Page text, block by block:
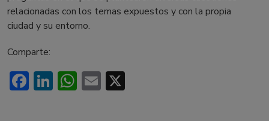
relacionadas con los temas expuestos y con la propia
ciudad y su entorno.
Comparte:
Facebook
LinkedIn
WhatsApp
Email